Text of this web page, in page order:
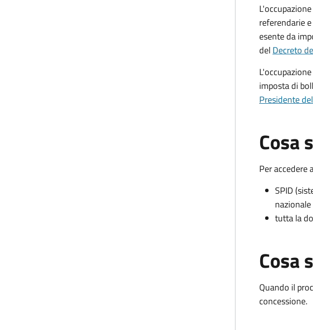
referendarie
esente da
del Decreto
imposta di
Presidente
Cosa
Per accedere
SPID
nazionale
tutta la
Cosa
Quando il
concessione.